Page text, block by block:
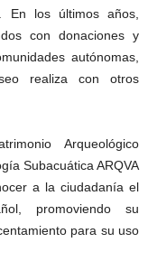
En los últimos años,
con donaciones y
autónomas,
realiza con otros
Arqueológico
Subacuática ARQVA
a la ciudadanía el
promoviendo su
para su uso